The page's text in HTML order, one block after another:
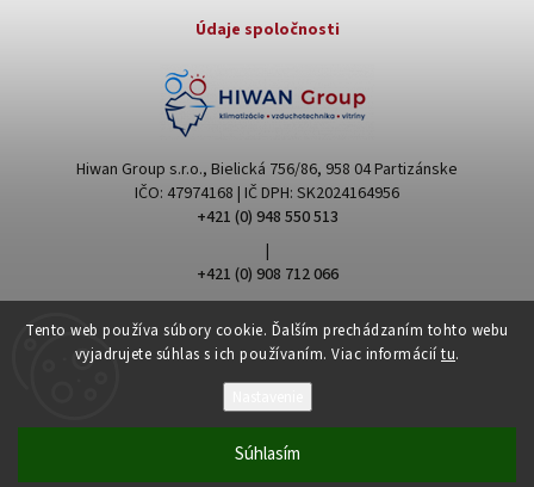
Tento web používa súbory cookie. Ďalším prechádzaním tohto webu
vyjadrujete súhlas s ich používaním. Viac informácií tu.
Súhlasím
Údaje spoločnosti
Hiwan Group s.r.o., Bielická 756/86, 958 04 Partizánske
IČO: 47974168 | IČ DPH: SK2024164956
+421 (0) 948 550 513
|
+421 (0) 908 712 066
hiwangroup@hiwangroup.com
Copyright 2026Hiwan Group. Všetky práva vyhradené.